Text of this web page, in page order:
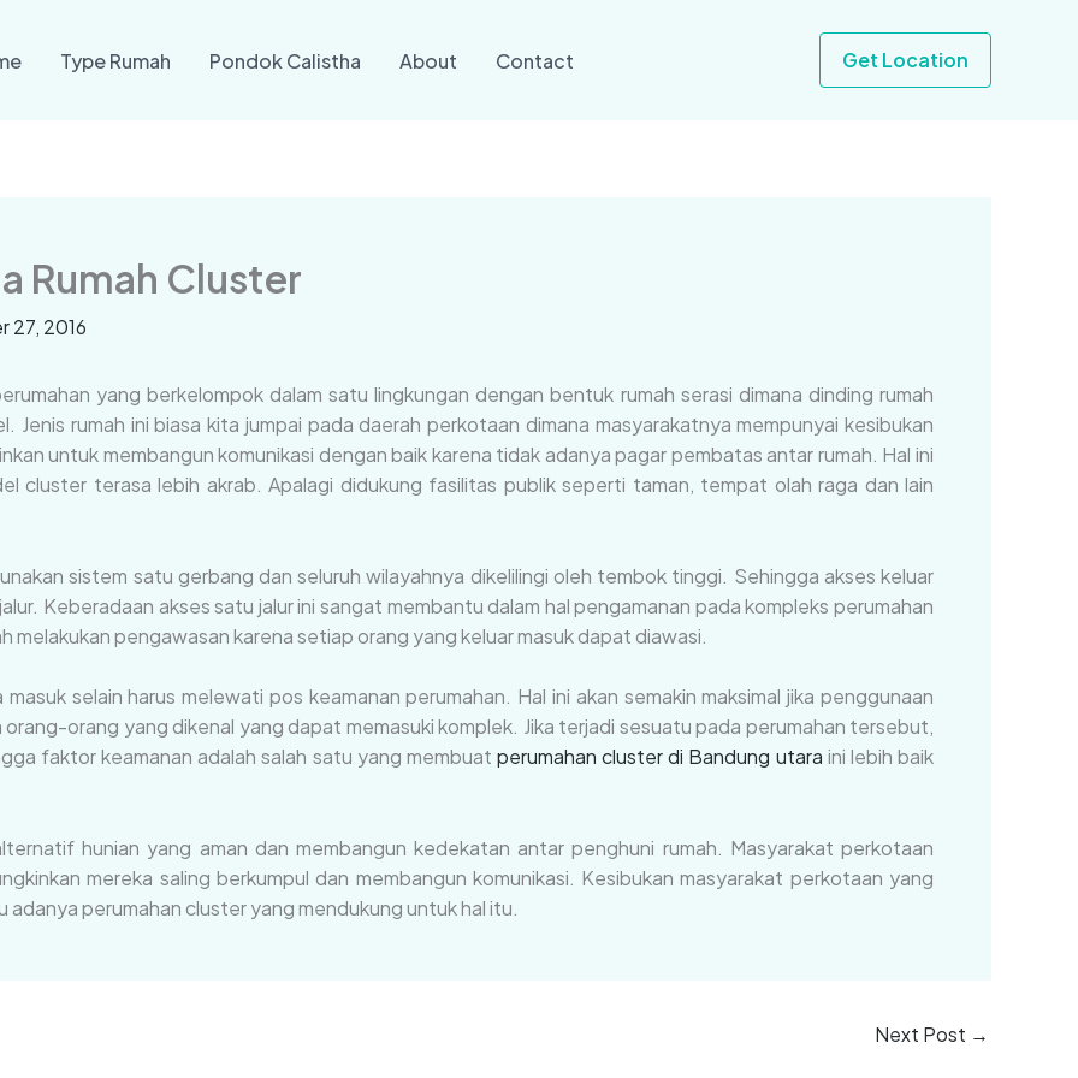
Type Rumah Pondok Calistha About Contact Get Location
Rumah Cluster
27, 2016
yang berkelompok dalam satu lingkungan dengan bentuk rumah serasi dimana dinding rumah
Jenis rumah ini biasa kita jumpai pada daerah perkotaan dimana masyarakatnya mempunyai kesibukan
untuk membangun komunikasi dengan baik karena tidak adanya pagar pembatas antar rumah. Hal ini
cluster terasa lebih akrab. Apalagi didukung fasilitas publik seperti taman, tempat olah raga dan lain
sistem satu gerbang dan seluruh wilayahnya dikelilingi oleh tembok tinggi. Sehingga akses keluar
Keberadaan akses satu jalur ini sangat membantu dalam hal pengamanan pada kompleks perumahan
melakukan pengawasan karena setiap orang yang keluar masuk dapat diawasi.
selain harus melewati pos keamanan perumahan. Hal ini akan semakin maksimal jika penggunaan
orang yang dikenal yang dapat memasuki komplek. Jika terjadi sesuatu pada perumahan tersebut,
faktor keamanan adalah salah satu yang membuat perumahan cluster di Bandung utara ini lebih baik
hunian yang aman dan membangun kedekatan antar penghuni rumah. Masyarakat perkotaan
mereka saling berkumpul dan membangun komunikasi. Kesibukan masyarakat perkotaan yang
adanya perumahan cluster yang mendukung untuk hal itu.
Next Post →